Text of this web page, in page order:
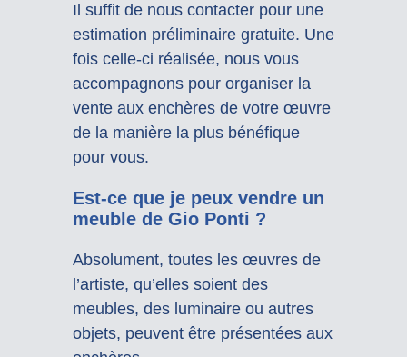
Il suffit de nous contacter pour une
estimation préliminaire gratuite. Une
fois celle-ci réalisée, nous vous
accompagnons pour organiser la
vente aux enchères de votre œuvre
de la manière la plus bénéfique
pour vous.
Est-ce que je peux vendre un
meuble de Gio Ponti ?
Absolument, toutes les œuvres de
l’artiste, qu’elles soient des
meubles, des luminaire ou autres
objets, peuvent être présentées aux